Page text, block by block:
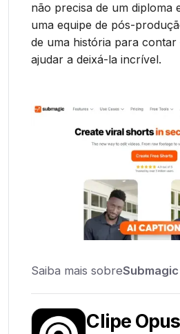
não precisa de um diploma
uma equipe de pós-
de uma história para
ajudar a deixá-la incrível.
Saiba mais sobreSubmagic
Clipe Opus